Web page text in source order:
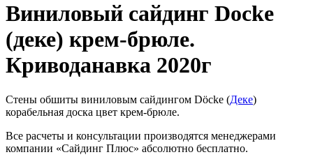
Виниловый сайдинг Docke
(деке) крем-брюле.
Криводанавка 2020г
Стены обшиты виниловым сайдингом Döcke (Деке)
корабельная доска цвет крем-брюле.
Все расчеты и консультации производятся менеджерами
компании «Сайдинг Плюс» абсолютно бесплатно.